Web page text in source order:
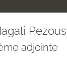
Pezous
adjointe